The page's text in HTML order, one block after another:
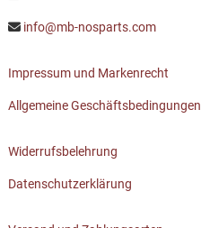
info@mb-nosparts.com
Impressum und Markenrecht
Allgemeine Geschäftsbedingungen
Widerrufsbelehrung
Datenschutzerklärung